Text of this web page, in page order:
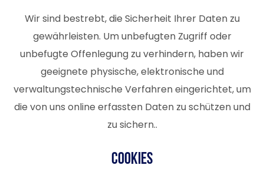
Wir sind bestrebt, die Sicherheit Ihrer Daten zu
gewährleisten. Um unbefugten Zugriff oder
unbefugte Offenlegung zu verhindern, haben wir
geeignete physische, elektronische und
verwaltungstechnische Verfahren eingerichtet, um
die von uns online erfassten Daten zu schützen und
zu sichern..
Cookies